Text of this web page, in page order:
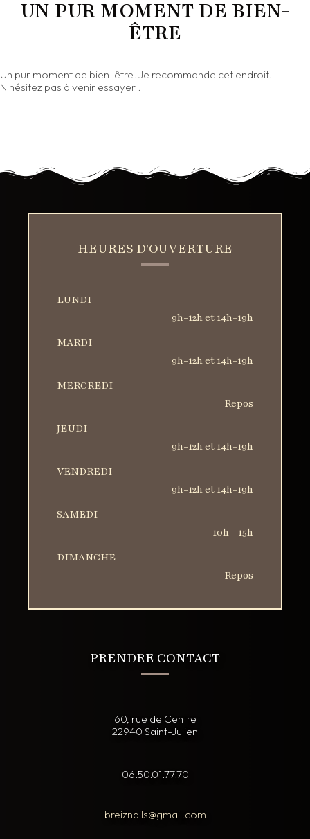
UN PUR MOMENT DE BIEN-
ÊTRE
Un pur moment de bien-être. Je recommande cet endroit.
N'hésitez pas à venir essayer .
HEURES D'OUVERTURE
LUNDI
9h-12h et 14h-19h
MARDI
9h-12h et 14h-19h
MERCREDI
Repos
JEUDI
9h-12h et 14h-19h
VENDREDI
9h-12h et 14h-19h
SAMEDI
10h - 15h
DIMANCHE
Repos
PRENDRE CONTACT
60, rue de Centre
22940 Saint-Julien
06.50.01.77.70
breiznails@gmail.com